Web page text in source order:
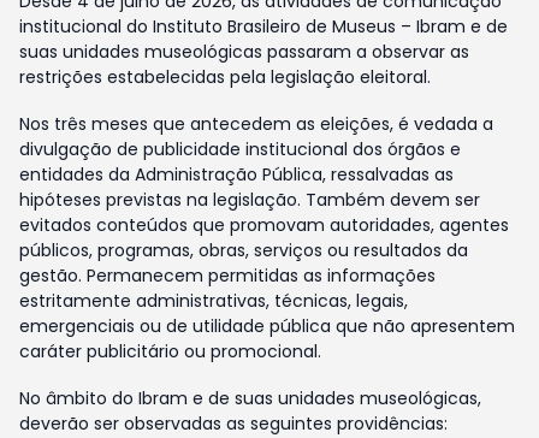
institucional do Instituto Brasileiro de Museus – Ibram e de
suas unidades museológicas passaram a observar as
restrições estabelecidas pela legislação eleitoral.
Nos três meses que antecedem as eleições, é vedada a
divulgação de publicidade institucional dos órgãos e
entidades da Administração Pública, ressalvadas as
hipóteses previstas na legislação. Também devem ser
evitados conteúdos que promovam autoridades, agentes
públicos, programas, obras, serviços ou resultados da
gestão. Permanecem permitidas as informações
estritamente administrativas, técnicas, legais,
emergenciais ou de utilidade pública que não apresentem
caráter publicitário ou promocional.
No âmbito do Ibram e de suas unidades museológicas,
deverão ser observadas as seguintes providências: